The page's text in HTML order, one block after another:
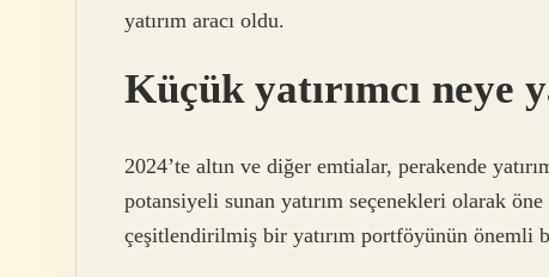
yatırım aracı oldu.
Küçük yatırımcı neye
2024’te altın ve diğer emtialar, perakende
potansiyeli sunan yatırım seçenekleri olarak
çeşitlendirilmiş bir yatırım portföyünün önemli